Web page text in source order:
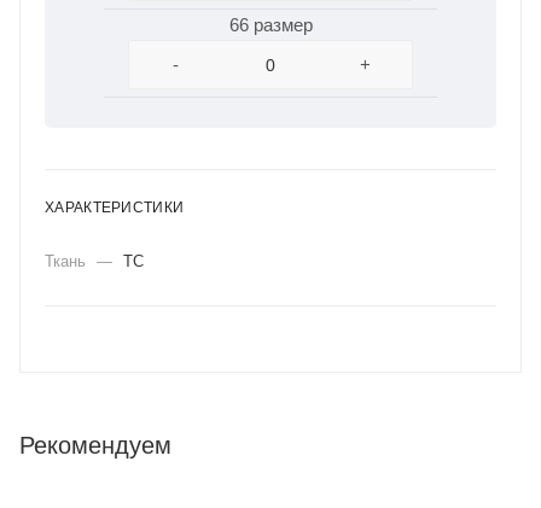
66 размер
-
+
ХАРАКТЕРИСТИКИ
Ткань — ТС
Рекомендуем